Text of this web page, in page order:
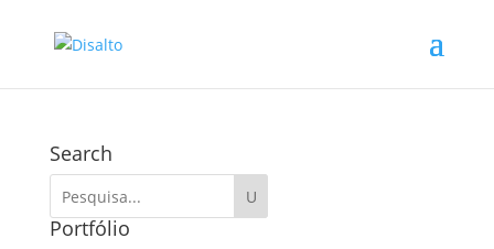
Search
Portfólio